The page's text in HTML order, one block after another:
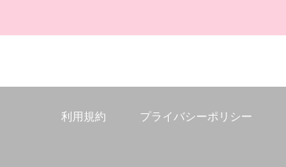
利用規約 プライバシーポリシー